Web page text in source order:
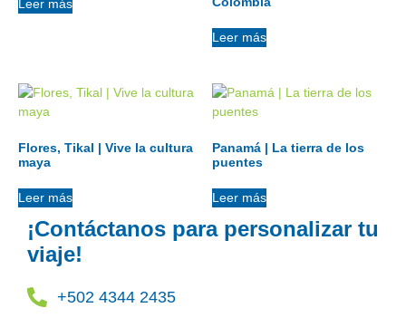
Leer más
Leer más
Flores, Tikal | Vive la cultura
maya
Leer más
Panamá | La tierra de los
puentes
Leer más
¡Contáctanos para personalizar tu
viaje!
+502 4344 2435